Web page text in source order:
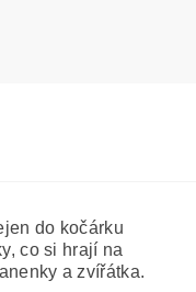
do kočárku
co si hrají na
a zvířátka.